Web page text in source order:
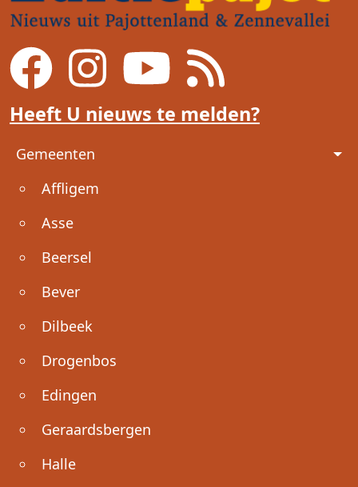
Heeft U nieuws te melden?
Voet
Gemeenten
Affligem
Asse
Beersel
Bever
Dilbeek
Drogenbos
Edingen
Geraardsbergen
Halle